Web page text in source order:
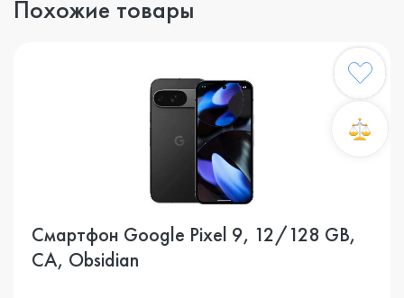
Похожие товары
Смартфон Google Pixel 9, 12/128 GB,
CA, Obsidian